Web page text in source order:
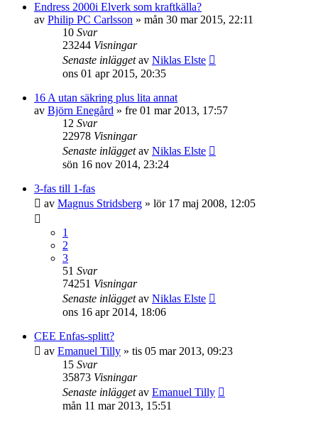
Endress 2000i Elverk som kraftkälla?
av Philip PC Carlsson » mån 30 mar 2015, 22:11
10 Svar
23244 Visningar
Senaste inläggetav Niklas Elste
ons 01 apr 2015, 20:35
16 A utan säkring plus lita annat
av Björn Enegård » fre 01 mar 2013, 17:57
12 Svar
22978 Visningar
Senaste inläggetav Niklas Elste
sön 16 nov 2014, 23:24
3-fas till 1-fas
av Magnus Stridsberg » lör 17 maj 2008, 12:05
1
2
3
51 Svar
74251 Visningar
Senaste inläggetav Niklas Elste
ons 16 apr 2014, 18:06
CEE Enfas-splitt?
av Emanuel Tilly » tis 05 mar 2013, 09:23
15 Svar
35873 Visningar
Senaste inläggetav Emanuel Tilly
mån 11 mar 2013, 15:51